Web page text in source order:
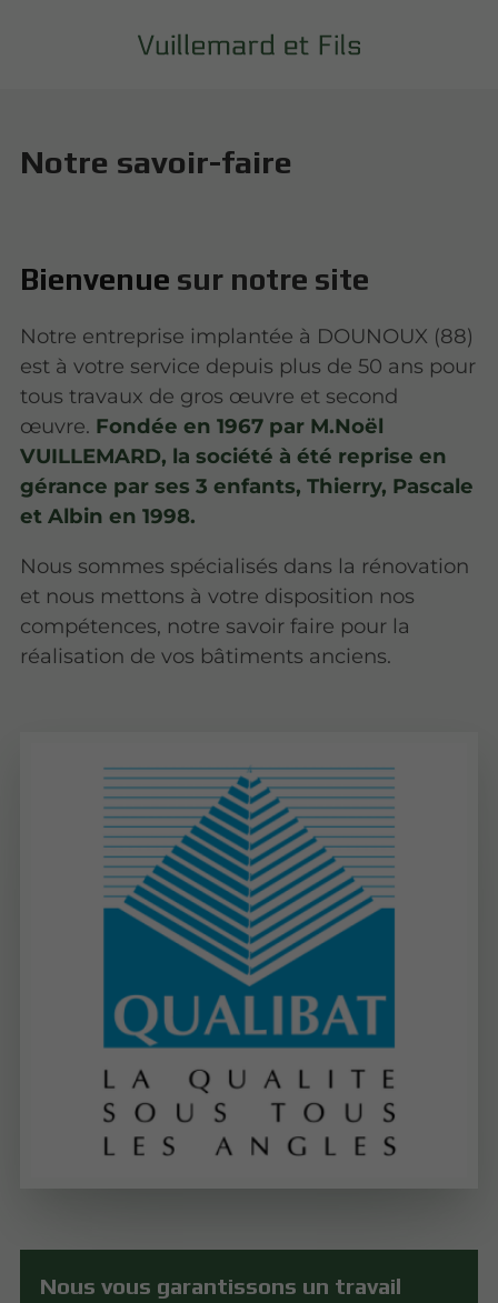
Notre savoir-faire
Bienvenue sur notre site
Notre entreprise implantée à DOUNOUX (88)
est à votre service depuis plus de 50 ans pour
tous travaux de gros œuvre et second
œuvre. Fondée en 1967 par M.Noël
VUILLEMARD, la société à été reprise en
gérance par ses 3 enfants, Thierry, Pascale
et Albin en 1998.
Nous sommes spécialisés dans la rénovation
et nous mettons à votre disposition nos
compétences, notre savoir faire pour la
réalisation de vos bâtiments anciens.
Nous vous garantissons un travail